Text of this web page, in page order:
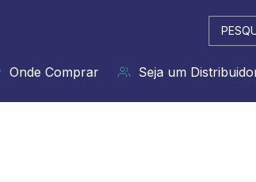
...
Onde Comprar Seja um